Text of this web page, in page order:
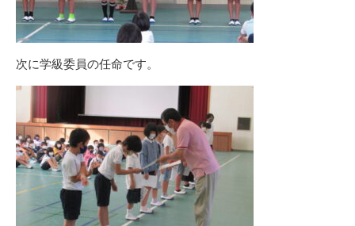
次に学級委員の任命です。